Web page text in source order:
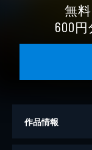
無
600
作品情報